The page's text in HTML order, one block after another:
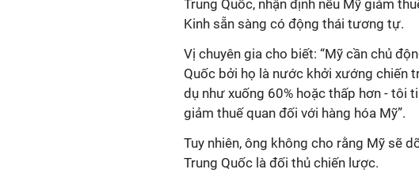
Trung Quốc, nhận định nếu Mỹ giảm
Kinh sẵn sàng có động thái tương tự.
Vị chuyên gia cho biết: “Mỹ cần chủ
Quốc bởi họ là nước khởi xướng chiến
dụ như xuống 60% hoặc thấp hơn - tôi
giảm thuế quan đối với hàng hóa Mỹ”.
Tuy nhiên, ông không cho rằng Mỹ sẽ
Trung Quốc là đối thủ chiến lược.